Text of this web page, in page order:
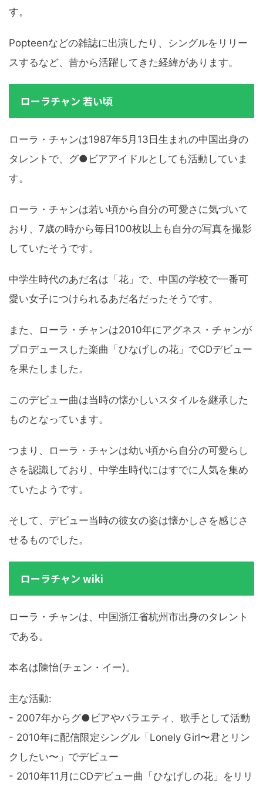
す。
Popteenなどの雑誌に出演したり、シングルをリリー
スするなど、昔から活躍してきた経緯があります。
ローラチャン 若い頃
ローラ・チャンは1987年5月13日生まれの中国出身の
タレントで、グ●ビアアイドルとしても活動していま
す。
ローラ・チャンは若い頃から自分の可愛さに気づいて
おり、7歳の時から毎日100枚以上も自分の写真を撮影
していたそうです。
中学生時代のあだ名は「花」で、中国の学校で一番可
愛い女子につけられるあだ名だったそうです。
また、ローラ・チャンは2010年にアグネス・チャンが
プロデュースした楽曲「ひなげしの花」でCDデビュー
を果たしました。
このデビュー曲は当時の懐かしいスタイルを継承した
ものとなっています。
つまり、ローラ・チャンは幼い頃から自分の可愛らし
さを認識しており、中学生時代にはすでに人気を集め
ていたようです。
そして、デビュー当時の彼女の姿は懐かしさを感じさ
せるものでした。
ローラチャン wiki
ローラ・チャンは、中国浙江省杭州市出身のタレント
である。
本名は陳怡(チェン・イー)。
主な活動:
- 2007年からグ●ビアやバラエティ、歌手として活動
- 2010年に配信限定シングル「Lonely Girl〜君とリン
クしたい〜」でデビュー
- 2010年11月にCDデビュー曲「ひなげしの花」をリリ